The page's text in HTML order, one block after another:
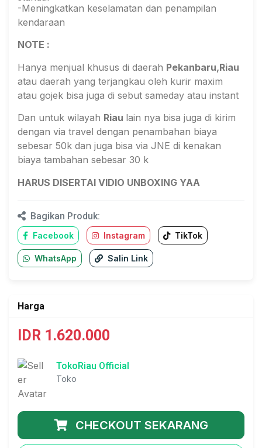
-Meningkatkan keselamatan dan penampilan
kendaraan
NOTE :
Hanya menjual khusus di daerah Pekanbaru,Riau
atau daerah yang terjangkau oleh kurir maxim
atau gojek bisa juga di sebut sameday atau instant
Dan untuk wilayah Riau lain nya bisa juga di kirim
dengan via travel dengan penambahan biaya
sebesar 50k dan juga bisa via JNE di kenakan
biaya tambahan sebesar 30 k
HARUS DISERTAI VIDIO UNBOXING YAA
Bagikan Produk:
Facebook Instagram TikTok
WhatsApp Salin Link
Harga
IDR 1.620.000
TokoRiau Official
Toko
CHECKOUT SEKARANG